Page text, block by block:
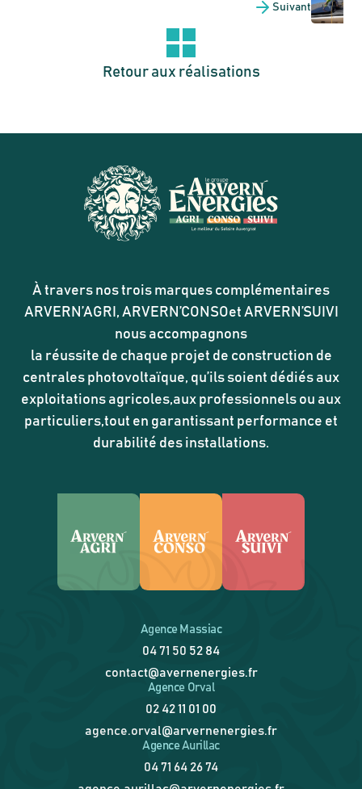
Suivant
Retour aux réalisations
À travers nos trois marques complémentaires
ARVERN’AGRI, ARVERN’CONSOet ARVERN’SUIVI
nous accompagnons
la réussite de chaque projet de construction de
centrales photovoltaïque, qu’ils soient dédiés aux
exploitations agricoles,aux professionnels ou aux
particuliers,tout en garantissant performance et
durabilité des installations.
Agence Massiac
04 71 50 52 84
contact@avernenergies.fr
Agence Orval
02 42 11 01 00
agence.orval@arvernenergies.fr
Agence Aurillac
04 71 64 26 74